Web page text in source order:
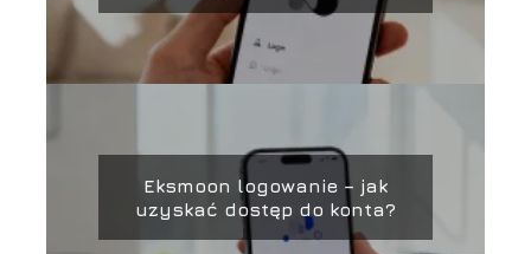
Eksmoon logowanie – jak
uzyskać dostęp do konta?